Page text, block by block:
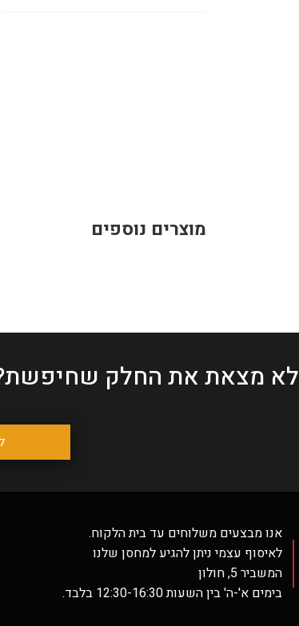
מוצרים נוספים
לא מצאת את החלק
אנו מבצעים משלוחים עד בית הלקוח.
לאיסוף עצמי ניתן להגיע למחסן שלנו
המשביר 5, חולון
בימים א'-ה' בין השעות 12:30-16:30 בלבד.